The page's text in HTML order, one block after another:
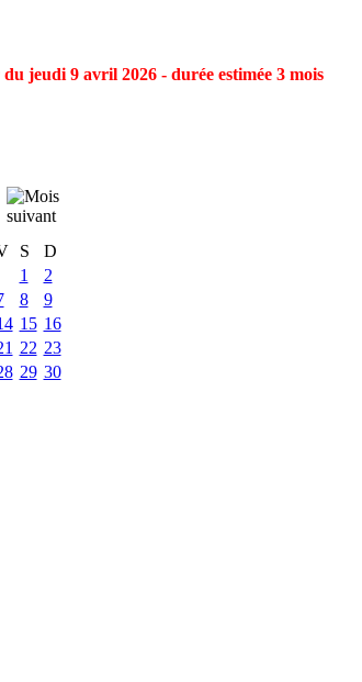
jeudi 9 avril 2026 - durée estimée 3 mois
S
D
1
2
8
9
15 16
22 23
29 30